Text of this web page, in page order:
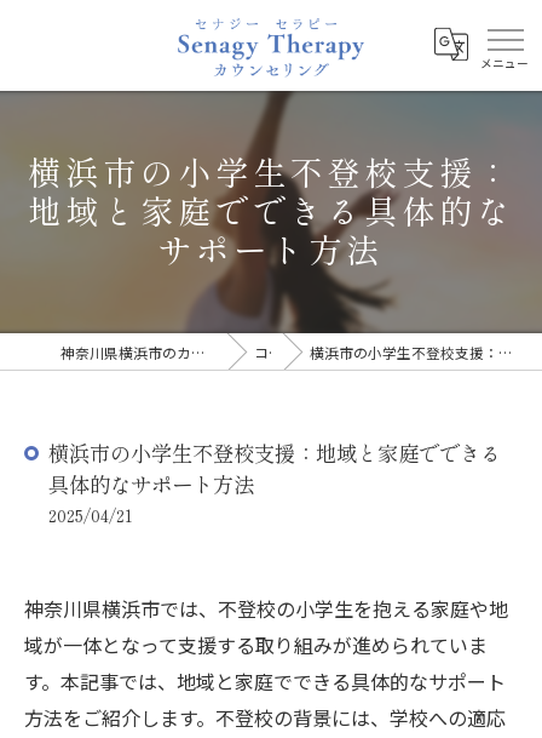
横浜市の小学生不登校支援：
地域と家庭でできる具体的な
サポート方法
神奈川県横浜市のカウンセリングならSenagy Therapy コラム 横浜市の小学生不登校支援：地域と家庭でできる具体的なサポート方法
横浜市の小学生不登校支援：地域と家庭でできる
具体的なサポート方法
2025/04/21
神奈川県横浜市では、不登校の小学生を抱える家庭や地
域が一体となって支援する取り組みが進められていま
す。本記事では、地域と家庭でできる具体的なサポート
方法をご紹介します。不登校の背景には、学校への適応